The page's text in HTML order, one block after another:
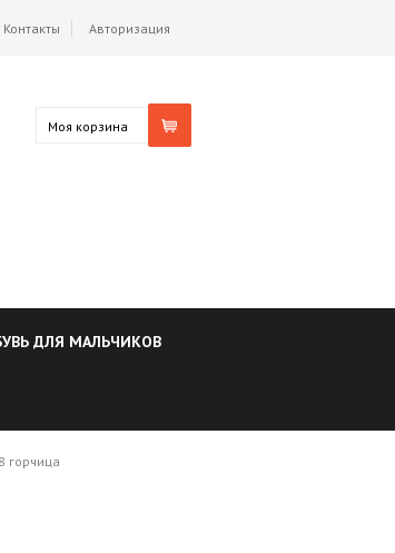
Авторизация
Контакты
Моя корзина
ДЛЯ МАЛЬЧИКОВ
горчица